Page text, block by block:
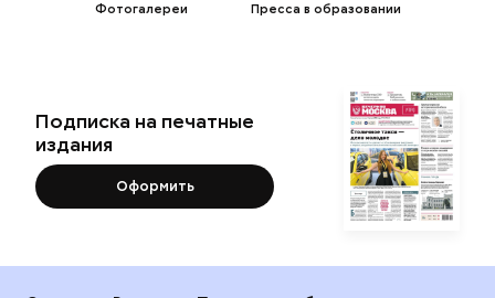
Фотогалереи
Пресса в образовании
Подписка на печатные
издания
Оформить